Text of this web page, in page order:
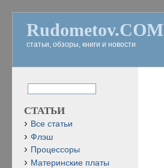
Rudometov.COM
статьи, обзоры, книги и новости
СТАТЬИ
Все статьи
Флэш
Процессоры
Материнские платы